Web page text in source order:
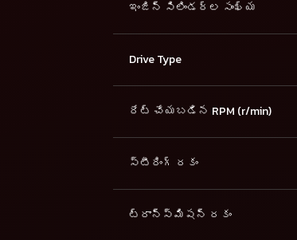
ఇంజిన్ సిలిండర్ల సంఖ్య
Drive Type
రేట్ చేయబడిన RPM (r/min)
స్టీరింగ్ రకం
ట్రాన్స్మిషన్ రకం